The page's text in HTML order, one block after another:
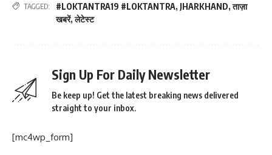
TAGGED: #LOKTANTRA19 #LOKTANTRA, JHARKHAND,ताज़ा
खबरें,लेटेस्ट
Sign Up For Daily Newsletter
Be keep up! Get the latest breaking news delivered
straight to your inbox.
[mc4wp_form]